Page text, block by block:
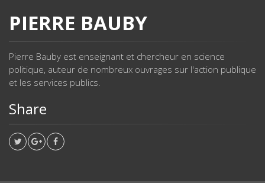
PIERRE BAUBY
Pierre Bauby est enseignant et chercheur en science
politique, auteur de nombreux ouvrages sur l'action publique
et les services publics.
Share